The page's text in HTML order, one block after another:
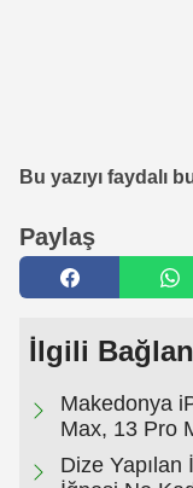
Bu yazıyı faydalı
Paylaş
İlgili
Makedonya
Max, 13 Pro
Dize Yapılan